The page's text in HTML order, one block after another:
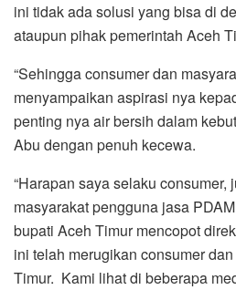
ini tidak ada solusi yang bisa di
ataupun pihak pemerintah Aceh
“Sehingga consumer dan
menyampaikan aspirasi nya
penting nya air bersih dalam
Abu dengan penuh kecewa.
“Harapan saya selaku
masyarakat pengguna jasa
bupati Aceh Timur mencopot
ini telah merugikan consumer
Timur. Kami lihat di beberapa